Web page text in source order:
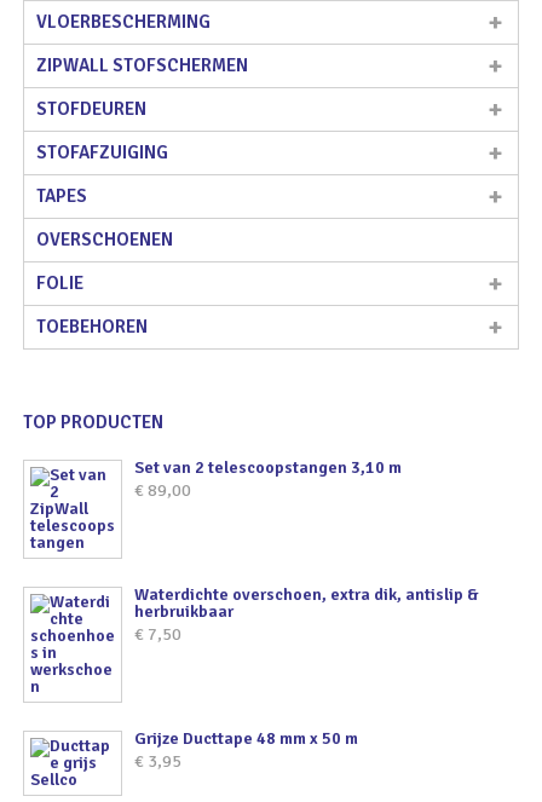
VLOERBESCHERMING
ZIPWALL STOFSCHERMEN
STOFDEUREN
STOFAFZUIGING
TAPES
OVERSCHOENEN
FOLIE
TOEBEHOREN
TOP PRODUCTEN
Set van 2 telescoopstangen 3,10 m
€ 89,00
Waterdichte overschoen, extra dik, antislip &
herbruikbaar
€ 7,50
Grijze Ducttape 48 mm x 50 m
€ 3,95